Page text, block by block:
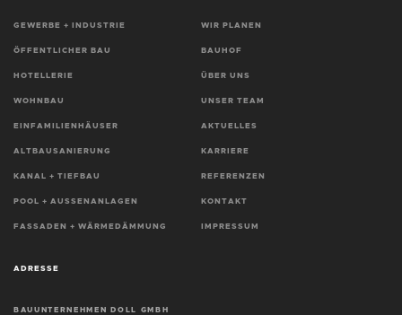
GEWERBE + INDUSTRIE
ÖFFENTLICHER BAU
HOTELLERIE
WOHNBAU
EINFAMILIENHÄUSER
ALTBAUSANIERUNG
KANAL + TIEFBAU
POOL + AUSSENANLAGEN
FASSADEN + WÄRMEDÄMMUNG
WIR PLANEN
BAUHOF
ÜBER UNS
UNSER TEAM
AKTUELLES
KARRIERE
REFERENZEN
KONTAKT
IMPRESSUM
ADRESSE
BAUUNTERNEHMEN DOLL GMBH